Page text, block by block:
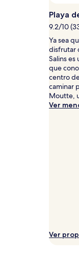
Los
precios
están
sujetos
cambios.
Aplican
términos
Playa
9.2/10
Ya sea
disfrutar
Salins
que
centro
caminar
Moutte,
Ver
Ver